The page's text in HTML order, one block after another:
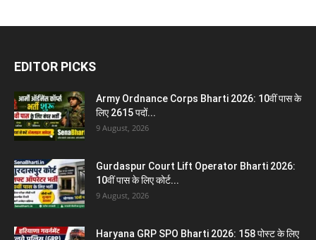
EDITOR PICKS
Army Ordnance Corps Bharti 2026: 10वीं पास के
लिए 2615 पदों...
9 August, 2026
Gurdaspur Court Lift Operator Bharti 2026:
10वीं पास के लिए कोर्ट...
9 August, 2026
Haryana GRP SPO Bharti 2026: 158 पोस्ट के लिए